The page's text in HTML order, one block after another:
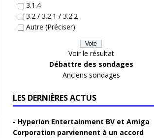
3.1.4
3.2 / 3.2.1 / 3.2.2
Autre (Préciser)
Voir le résultat
Débattre des sondages
Anciens sondages
LES DERNIÈRES ACTUS
Hyperion Entertainment BV et Amiga
Corporation parviennent à un accord